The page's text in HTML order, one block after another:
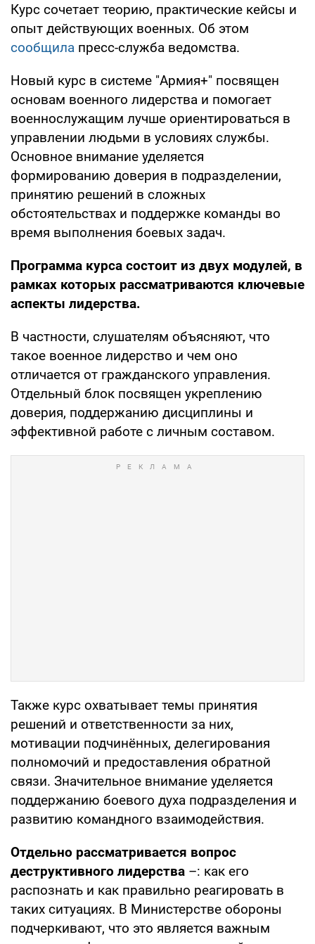
Курс сочетает теорию, практические кейсы и
опыт действующих военных. Об этом
сообщила пресс-служба ведомства.
Новый курс в системе "Армия+" посвящен
основам военного лидерства и помогает
военнослужащим лучше ориентироваться в
управлении людьми в условиях службы.
Основное внимание уделяется
формированию доверия в подразделении,
принятию решений в сложных
обстоятельствах и поддержке команды во
время выполнения боевых задач.
Программа курса состоит из двух модулей, в
рамках которых рассматриваются ключевые
аспекты лидерства.
В частности, слушателям объясняют, что
такое военное лидерство и чем оно
отличается от гражданского управления.
Отдельный блок посвящен укреплению
доверия, поддержанию дисциплины и
эффективной работе с личным составом.
Также курс охватывает темы принятия
решений и ответственности за них,
мотивации подчинённых, делегирования
полномочий и предоставления обратной
связи. Значительное внимание уделяется
поддержанию боевого духа подразделения и
развитию командного взаимодействия.
Отдельно рассматривается вопрос
деструктивного лидерства –: как его
распознать и как правильно реагировать в
таких ситуациях. В Министерстве обороны
подчеркивают, что это является важным